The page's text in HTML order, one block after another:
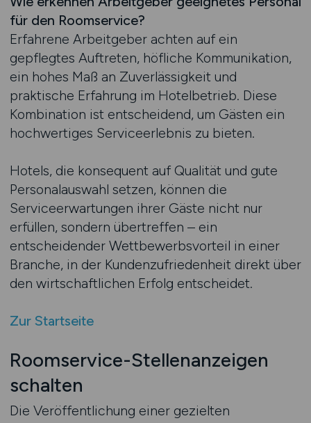
für den Roomservice?
Erfahrene Arbeitgeber achten auf ein
gepflegtes Auftreten, höfliche Kommunikation,
ein hohes Maß an Zuverlässigkeit und
praktische Erfahrung im Hotelbetrieb. Diese
Kombination ist entscheidend, um Gästen ein
hochwertiges Serviceerlebnis zu bieten.
Hotels, die konsequent auf Qualität und gute
Personalauswahl setzen, können die
Serviceerwartungen ihrer Gäste nicht nur
erfüllen, sondern übertreffen – ein
entscheidender Wettbewerbsvorteil in einer
Branche, in der Kundenzufriedenheit direkt über
den wirtschaftlichen Erfolg entscheidet.
Zur Startseite
Roomservice-Stellenanzeigen
schalten
Die Veröffentlichung einer gezielten